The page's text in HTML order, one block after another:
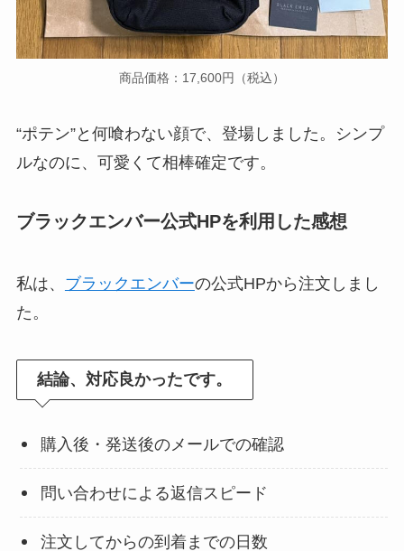
商品価格：17,600円（税込）
“ポテン”と何喰わない顔で、登場しました。シンプ
ルなのに、可愛くて相棒確定です。
ブラックエンバー公式HPを利用した感想
私は、 ブラックエンバーの公式HPから注文しまし
た。
結論、対応良かったです。
購入後・発送後のメールでの確認
問い合わせによる返信スピード
注文してからの到着までの日数